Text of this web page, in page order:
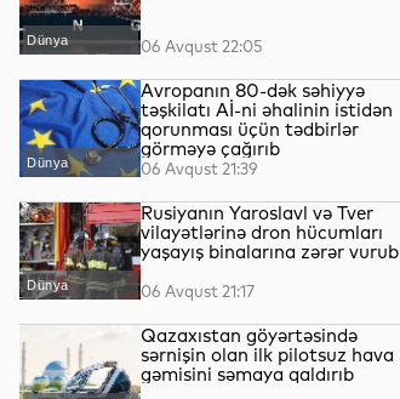
Dünya 06 Avqust 22:05
Dünya
Avropanın 80-dək səhiyyə
təşkilatı Aİ-ni əhalinin istidən
qorunması üçün tədbirlər
görməyə çağırıb
06 Avqust 21:39
Dünya
Rusiyanın Yaroslavl və Tver
vilayətlərinə dron hücumları
yaşayış binalarına zərər vurub
06 Avqust 21:17
Qazaxıstan göyərtəsində
sərnişin olan ilk pilotsuz hava
gəmisini səmaya qaldırıb